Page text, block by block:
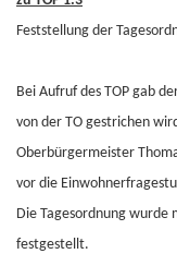
Feststellung der
Bei Aufruf des TOP gab
von der TO gestrichen
Oberbürgermeister
vor die
Die Tagesordnung
festgestellt.